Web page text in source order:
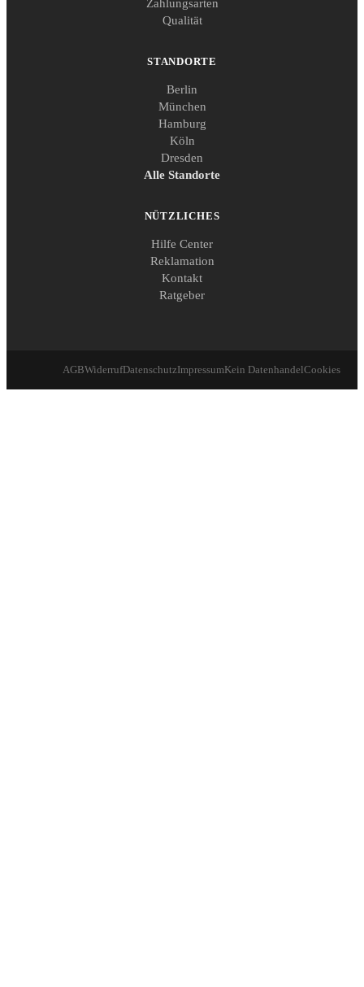
Zahlungsarten
Qualität
STANDORTE
Berlin
München
Hamburg
Köln
Dresden
Alle Standorte
NÜTZLICHES
Hilfe Center
Reklamation
Kontakt
Ratgeber
AGBWiderrufDatenschutzImpressumKein DatenhandelCookies